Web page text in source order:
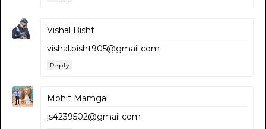
Vishal Bisht
vishal.bisht905@gmail.com
Reply
Mohit Mamgai
js4239502@gmail.com